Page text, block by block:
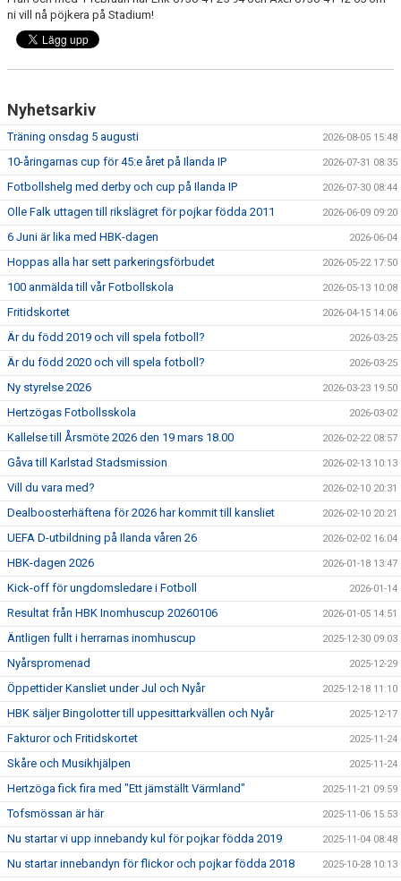
FRISPARKEN
BLI MEDLEM
KONTAKTER & LAG
FÖRENINGSDOKUMENT_GAMLA
SPONSORER
FÖRENINGSDOKUMENT
ni vill nå pöjkera på Stadium!
Nyhetsarkiv
Träning onsdag 5 augusti 2026-08-05 15:48
10-åringarnas cup för 45:e året på Ilanda IP 2026-07-31 08:35
Fotbollshelg med derby och cup på Ilanda IP 2026-07-30 08:44
Olle Falk uttagen till rikslägret för pojkar födda 2011 2026-06-09 09:20
6 Juni är lika med HBK-dagen 2026-06-04
Hoppas alla har sett parkeringsförbudet 2026-05-22 17:50
100 anmälda till vår Fotbollskola 2026-05-13 10:08
Fritidskortet 2026-04-15 14:06
Är du född 2019 och vill spela fotboll? 2026-03-25
Är du född 2020 och vill spela fotboll? 2026-03-25
Ny styrelse 2026 2026-03-23 19:50
Hertzögas Fotbollsskola 2026-03-02
Kallelse till Årsmöte 2026 den 19 mars 18.00 2026-02-22 08:57
Gåva till Karlstad Stadsmission 2026-02-13 10:13
Vill du vara med? 2026-02-10 20:31
Dealboosterhäftena för 2026 har kommit till kansliet 2026-02-10 20:21
UEFA D-utbildning på Ilanda våren 26 2026-02-02 16:04
HBK-dagen 2026 2026-01-18 13:47
Kick-off för ungdomsledare i Fotboll 2026-01-14
Resultat från HBK Inomhuscup 20260106 2026-01-05 14:51
Äntligen fullt i herrarnas inomhuscup 2025-12-30 09:03
Nyårspromenad 2025-12-29
Öppettider Kansliet under Jul och Nyår 2025-12-18 11:10
HBK säljer Bingolotter till uppesittarkvällen och Nyår 2025-12-17
Fakturor och Fritidskortet 2025-11-24
Skåre och Musikhjälpen 2025-11-24
Hertzöga fick fira med "Ett jämställt Värmland" 2025-11-21 09:59
Tofsmössan är här 2025-11-06 15:53
Nu startar vi upp innebandy kul för pojkar födda 2019 2025-11-04 08:48
Nu startar innebandyn för flickor och pojkar födda 2018 2025-10-28 10:13